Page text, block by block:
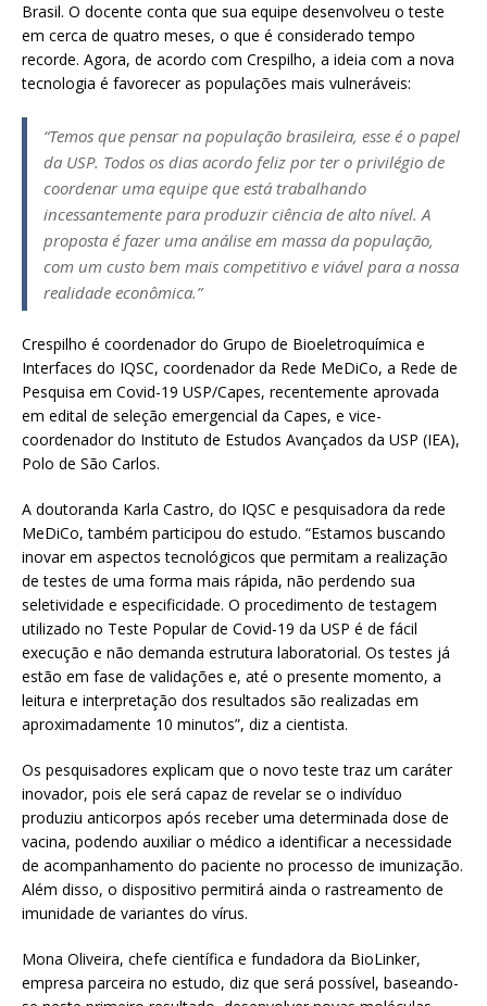
Brasil. O docente conta que sua equipe desenvolveu o teste
em cerca de quatro meses, o que é considerado tempo
recorde. Agora, de acordo com Crespilho, a ideia com a nova
tecnologia é favorecer as populações mais vulneráveis:
“Temos que pensar na população brasileira, esse é o papel
da USP. Todos os dias acordo feliz por ter o privilégio de
coordenar uma equipe que está trabalhando
incessantemente para produzir ciência de alto nível. A
proposta é fazer uma análise em massa da população,
com um custo bem mais competitivo e viável para a nossa
realidade econômica.”
Crespilho é coordenador do Grupo de Bioeletroquímica e
Interfaces do IQSC, coordenador da Rede MeDiCo, a Rede de
Pesquisa em Covid-19 USP/Capes, recentemente aprovada
em edital de seleção emergencial da Capes, e vice-
coordenador do Instituto de Estudos Avançados da USP (IEA),
Polo de São Carlos.
A doutoranda Karla Castro, do IQSC e pesquisadora da rede
MeDiCo, também participou do estudo. “Estamos buscando
inovar em aspectos tecnológicos que permitam a realização
de testes de uma forma mais rápida, não perdendo sua
seletividade e especificidade. O procedimento de testagem
utilizado no Teste Popular de Covid-19 da USP é de fácil
execução e não demanda estrutura laboratorial. Os testes já
estão em fase de validações e, até o presente momento, a
leitura e interpretação dos resultados são realizadas em
aproximadamente 10 minutos”, diz a cientista.
Os pesquisadores explicam que o novo teste traz um caráter
inovador, pois ele será capaz de revelar se o indivíduo
produziu anticorpos após receber uma determinada dose de
vacina, podendo auxiliar o médico a identificar a necessidade
de acompanhamento do paciente no processo de imunização.
Além disso, o dispositivo permitirá ainda o rastreamento de
imunidade de variantes do vírus.
Mona Oliveira, chefe científica e fundadora da BioLinker,
empresa parceira no estudo, diz que será possível, baseando-